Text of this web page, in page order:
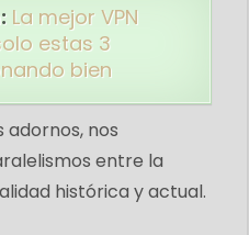
La mejor VPN
estas 3
bien
adornos, nos
entre la
histórica y actual.